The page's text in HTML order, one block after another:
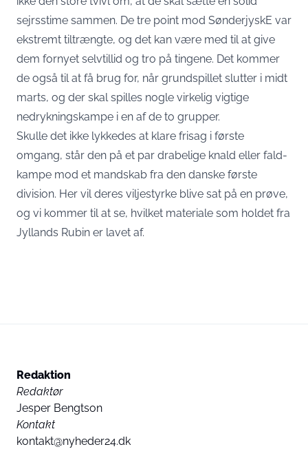
sejrsstime sammen. De tre point mod SønderjyskE var
ekstremt tiltrængte, og det kan være med til at give
dem fornyet selvtillid og tro på tingene. Det kommer
de også til at få brug for, når grundspillet slutter i midt
marts, og der skal spilles nogle virkelig vigtige
nedrykningskampe i en af de to grupper.
Skulle det ikke lykkedes at klare frisag i første
omgang, står den på et par drabelige knald eller fald-
kampe mod et mandskab fra den danske første
division. Her vil deres viljestyrke blive sat på en prøve,
og vi kommer til at se, hvilket materiale som holdet fra
Jyllands Rubin er lavet af.
Redaktion
Redaktør
Jesper Bengtson
Kontakt
kontakt@nyheder24.dk